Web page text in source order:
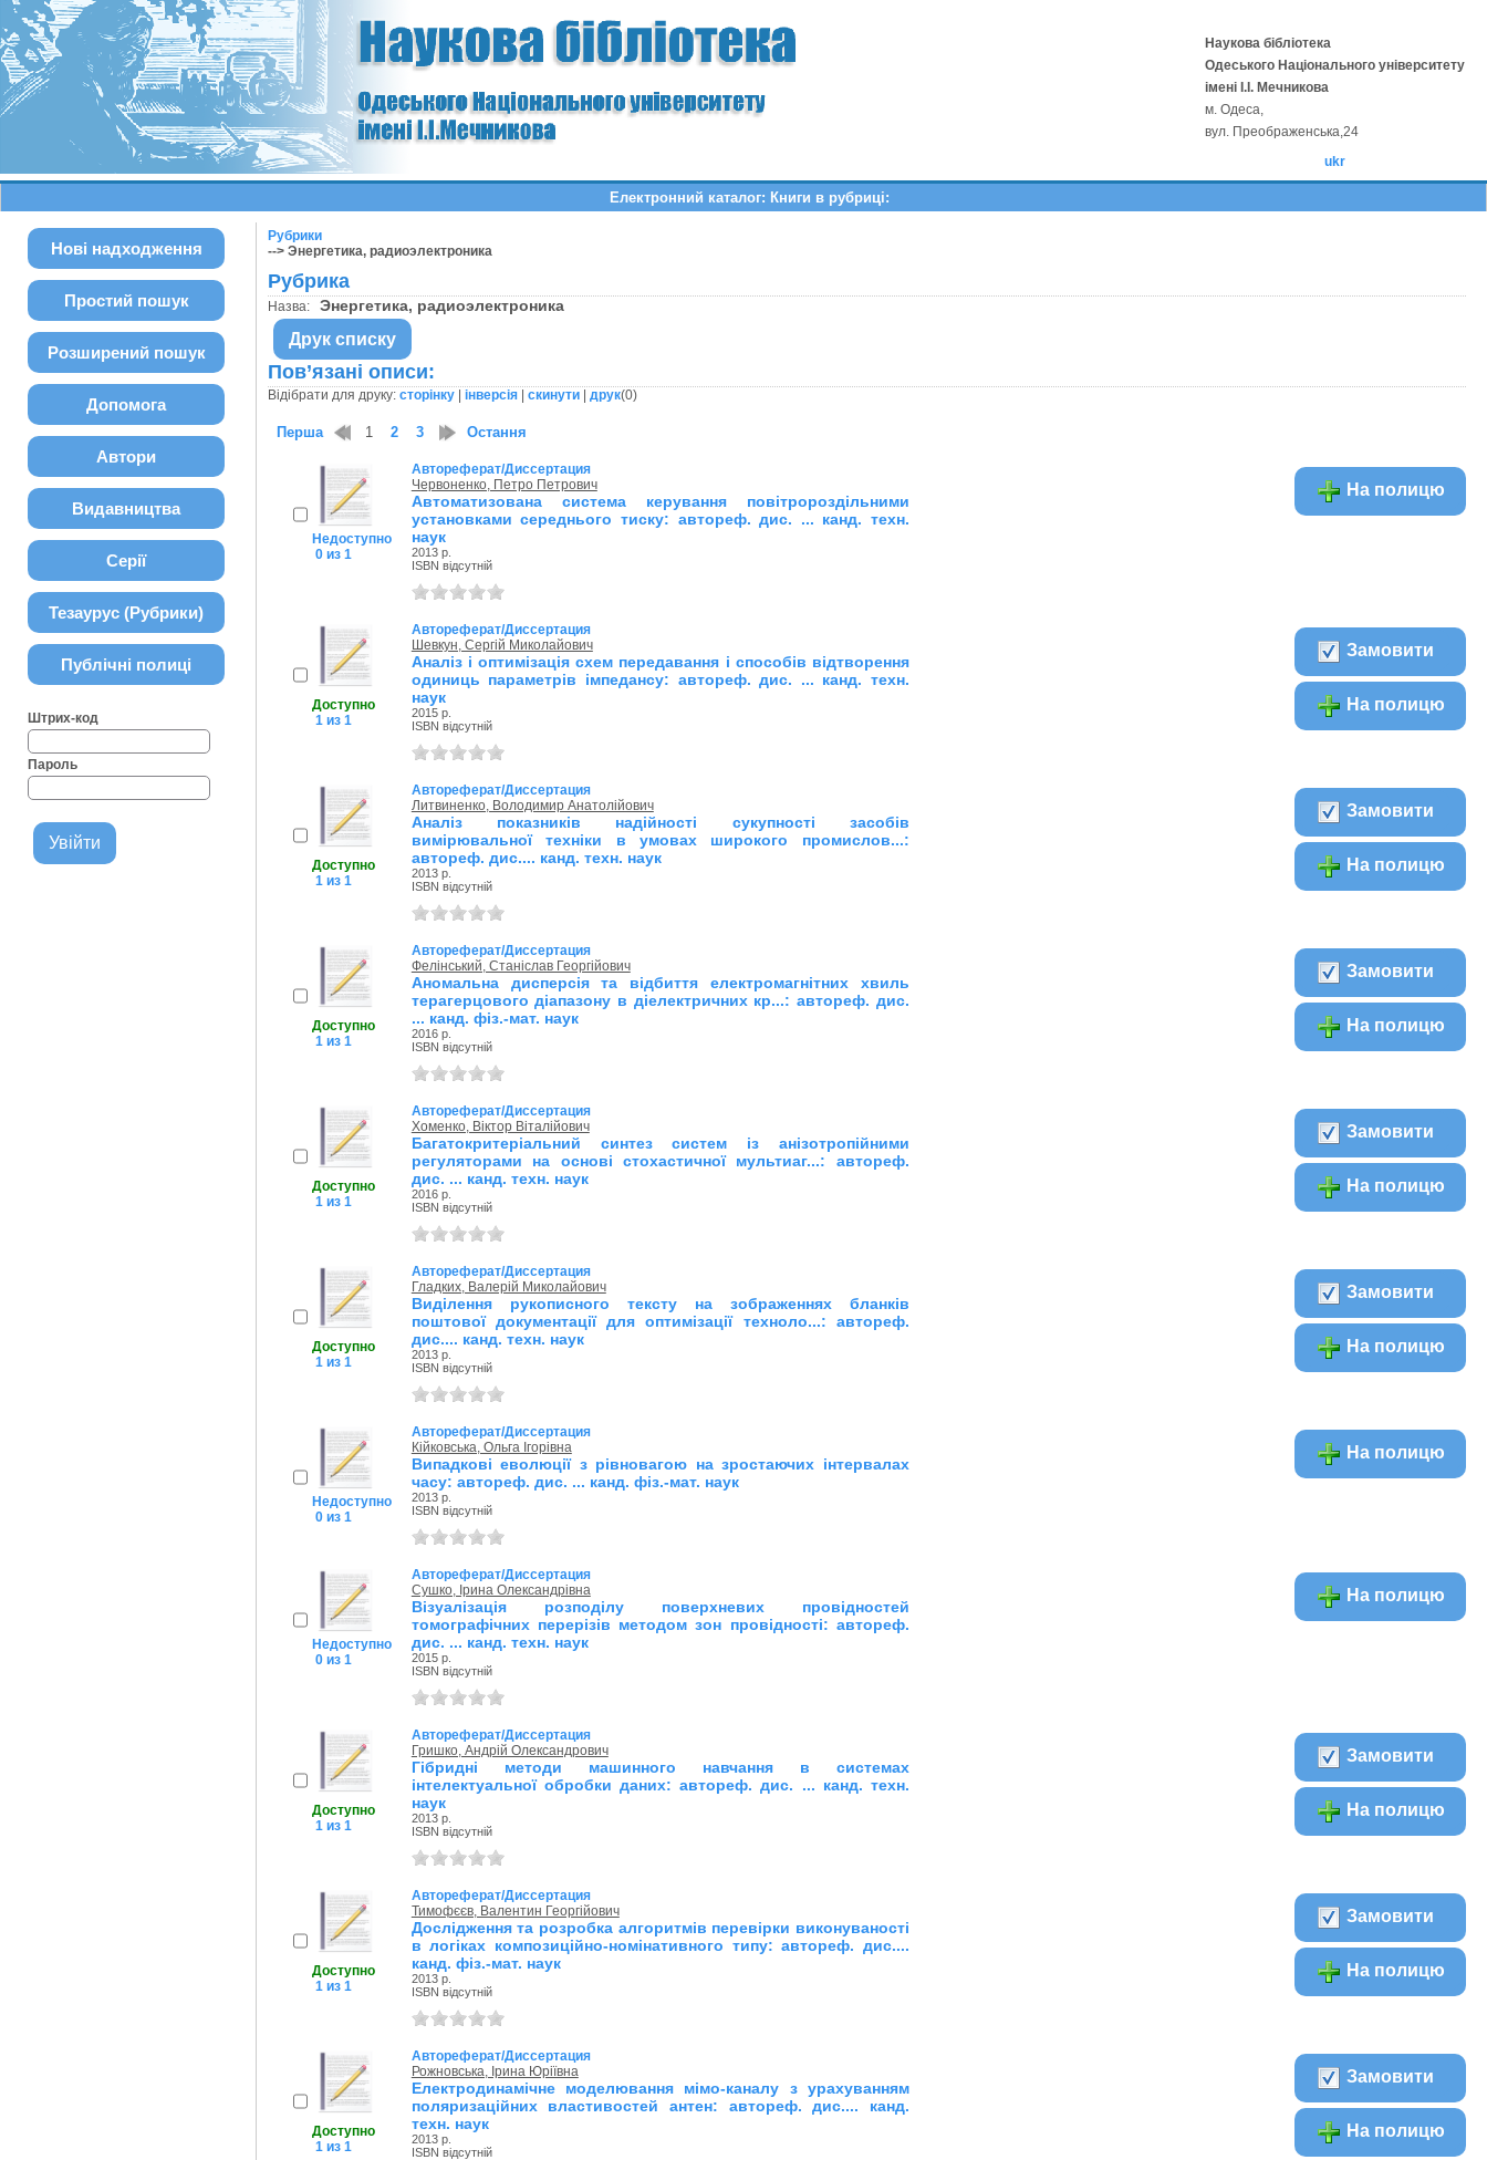
Наукова бібліотека
Одеського Національного університету
імені І.І. Мечникова
м. Одеса,
вул. Преображенська,24
ukr
Електронний каталог: Книги в рубриці:
Нові надходження
Простий пошук
Розширений пошук
Допомога
Автори
Видавництва
Серії
Тезаурус (Рубрики)
Публічні полиці
Штрих-код
Пароль
Рубрики
--> Энергетика, радиоэлектроника
Рубрика
Назва: Энергетика, радиоэлектроника
Друк списку
Пов’язані описи:
Відібрати для друку: сторінку| інверсія| скинути| друк(0)
Перша 1 2 3 Остання
Недоступно
0 из 1
Автореферат/Диссертация
Червоненко, Петро Петрович
Автоматизована система керування повітророздільними
установками середнього тиску: автореф. дис. ... канд. техн.
наук
2013 р.
ISBN відсутній
На полицю
Доступно
1 из 1
Автореферат/Диссертация
Шевкун, Сергій Миколайович
Аналіз і оптимізація схем передавання і способів відтворення
одиниць параметрів імпедансу: автореф. дис. ... канд. техн.
наук
2015 р.
ISBN відсутній
Замовити
На полицю
Доступно
1 из 1
Автореферат/Диссертация
Литвиненко, Володимир Анатолійович
Аналіз показників надійності сукупності засобів
вимірювальної техніки в умовах широкого промислов...:
автореф. дис.... канд. техн. наук
2013 р.
ISBN відсутній
Замовити
На полицю
Доступно
1 из 1
Автореферат/Диссертация
Фелінський, Станіслав Георгійович
Аномальна дисперсія та відбиття електромагнітних хвиль
терагерцового діапазону в діелектричних кр...: автореф. дис.
... канд. фіз.-мат. наук
2016 р.
ISBN відсутній
Замовити
На полицю
Доступно
1 из 1
Автореферат/Диссертация
Хоменко, Віктор Віталійович
Багатокритеріальний синтез систем із анізотропійними
регуляторами на основі стохастичної мультиаг...: автореф.
дис. ... канд. техн. наук
2016 р.
ISBN відсутній
Замовити
На полицю
Доступно
1 из 1
Автореферат/Диссертация
Гладких, Валерій Миколайович
Виділення рукописного тексту на зображеннях бланків
поштової документації для оптимізації техноло...: автореф.
дис.... канд. техн. наук
2013 р.
ISBN відсутній
Замовити
На полицю
Недоступно
0 из 1
Автореферат/Диссертация
Кійковська, Ольга Ігорівна
Випадкові еволюції з рівновагою на зростаючих інтервалах
часу: автореф. дис. ... канд. фіз.-мат. наук
2013 р.
ISBN відсутній
На полицю
Недоступно
0 из 1
Автореферат/Диссертация
Сушко, Ірина Олександрівна
Візуалізація розподілу поверхневих провідностей
томографічних перерізів методом зон провідності: автореф.
дис. ... канд. техн. наук
2015 р.
ISBN відсутній
На полицю
Доступно
1 из 1
Автореферат/Диссертация
Гришко, Андрій Олександрович
Гібридні методи машинного навчання в системах
інтелектуальної обробки даних: автореф. дис. ... канд. техн.
наук
2013 р.
ISBN відсутній
Замовити
На полицю
Доступно
1 из 1
Автореферат/Диссертация
Тимофєєв, Валентин Георгійович
Дослідження та розробка алгоритмів перевірки виконуваності
в логіках композиційно-номінативного типу: автореф. дис....
канд. фіз.-мат. наук
2013 р.
ISBN відсутній
Замовити
На полицю
Доступно
1 из 1
Автореферат/Диссертация
Рожновська, Ірина Юріївна
Електродинамічне моделювання мімо-каналу з урахуванням
поляризаційних властивостей антен: автореф. дис.... канд.
техн. наук
2013 р.
ISBN відсутній
Замовити
На полицю